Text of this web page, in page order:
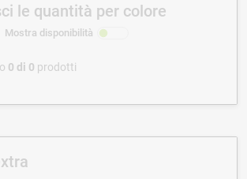
le quantità per colore
Mostra disponibilità
0 di 0 prodotti